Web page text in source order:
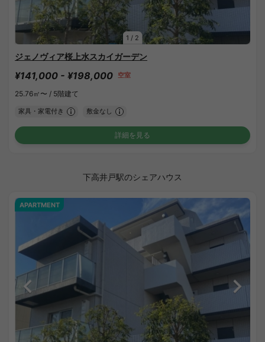
1 / 2
ジェノヴィア桜上水スカイガーデン
¥141,000 - ¥198,000 空室
25.76㎡〜 / 5階建て
家具・家電付き 敷金なし
詳細を見る
下高井戸駅のシェアハウス
APARTMENT